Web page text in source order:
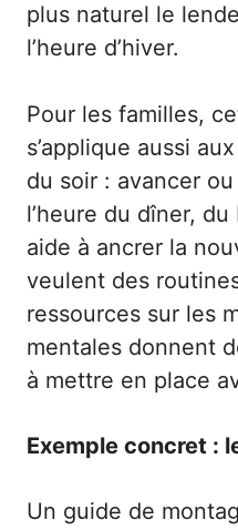
plus naturel le
l’heure d’hiver.
Pour les familles,
s’applique aussi
du soir : avancer
l’heure du dîner,
aide à ancrer la
veulent des
ressources sur les
mentales donnent
à mettre en place
Exemple concret :
Un guide de